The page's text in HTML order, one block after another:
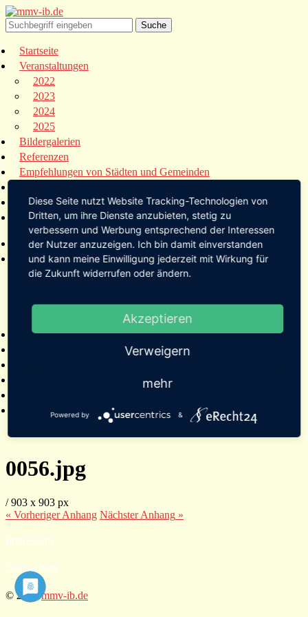
Startseite
Veranstaltungen
2022
2023
2024
2025
Bildergalerien
Referenzen
Empfehlungen von Städten und Gemeinden
Links
Kontakt
Startseite
Veranstaltungen
2022
2024
Bildergalerien
Kontakt
0056.jpg
/903 x 903 px
« VorherigerAnhang NächsterAnhang »
Impressum
Datenschutz
© 2026mmv-ib.de
Diese Seite nutzt Website Tracking-Technologien von
Dritten, um ihre Dienste anzubieten, stetig zu
verbessern und Werbung entsprechend der Interessen
der Nutzer anzuzeigen. Ich bin damit einverstanden
und kann meine Einwilligung jederzeit mit Wirkung für
die Zukunft widerrufen oder ändern.
Akzeptieren
Verweigern
mehr
Powered by &